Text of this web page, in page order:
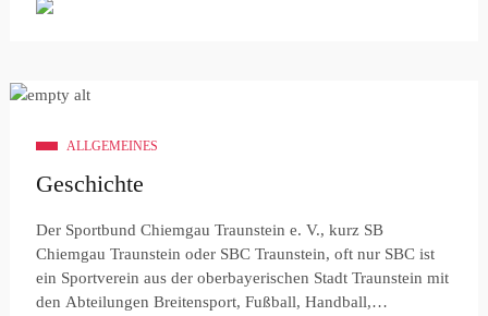
ALLGEMEINES
Geschichte
Der Sportbund Chiemgau Traunstein e. V., kurz SB
Chiemgau Traunstein oder SBC Traunstein, oft nur SBC ist
ein Sportverein aus der oberbayerischen Stadt Traunstein mit
den Abteilungen Breitensport, Fußball, Handball,